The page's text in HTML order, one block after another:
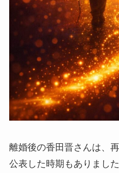
離婚後の香田晋さんは、
公表した時期もありました